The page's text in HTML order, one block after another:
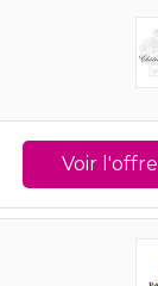
Voir l'offre